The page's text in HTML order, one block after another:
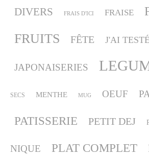
DIVERS FRAIS D'ICI FRAISE
FRUITS FÊTE J'AI TESTÉ
JAPONAISERIES
SECS MENTHE MUG OEUF
PATISSERIE PETIT DEJ
NIQUE PLAT COMPLET